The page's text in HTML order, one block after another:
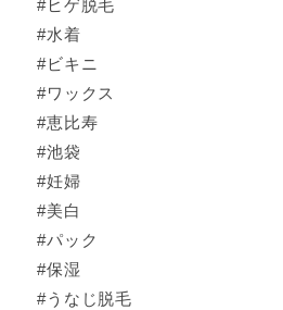
#ヒゲ脱毛
#水着
#ビキニ
#ワックス
#恵比寿
#池袋
#妊婦
#美白
#パック
#保湿
#うなじ脱毛